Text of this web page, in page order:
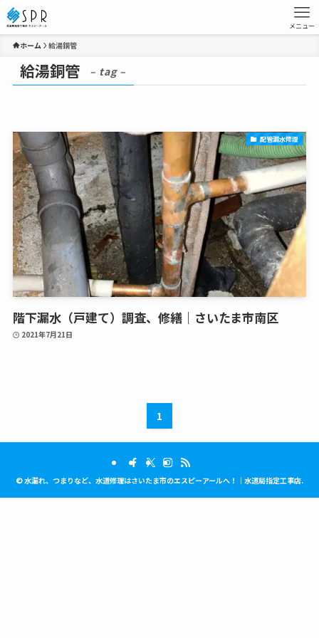
メニュー
ホーム 給湯銅管
給湯銅管 – tag –
配管漏水修理
階下漏水（戸建て）調査、修繕｜さいたま市南区
2021年7月21日
1
©水漏れ、つまりなど、水道修理はさいたま市のエスピーアールへ！｜水道局指定工事店.